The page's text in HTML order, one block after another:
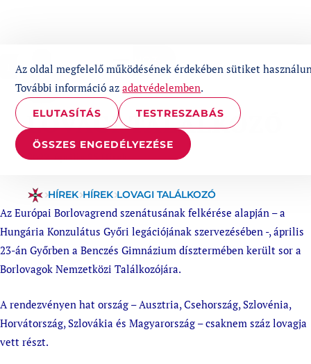
Az oldal megfelelő működésének érdekében sütiket
További információ azadatvédelemben.
ELUTASÍTÁS TESTRESZABÁS
ÖSSZES ENGEDÉLYEZÉSE
1%
LOVAGI TALÁLKOZÓ
Published at
2022. április 25.Categories:
Hírek
HÍREK HÍREK LOVAGI TALÁLKOZÓ
Az Európai Borlovagrend szenátusának felkérése alapján – a
Hungária Konzulátus Győri legációjának szervezésében -, április
23-án Győrben a Benczés Gimnázium dísztermében került sor a
Borlovagok Nemzetközi Találkozójára.
A rendezvényen hat ország – Ausztria, Csehország, Szlovénia,
Horvátország, Szlovákia és Magyarország – csaknem száz lovagja
vett részt.